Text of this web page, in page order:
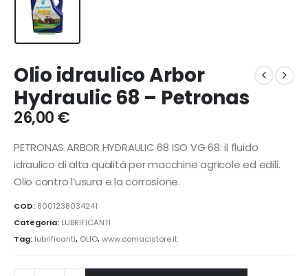
Olio idraulico Arbor
Hydraulic 68 – Petronas
26,00€
PETRONAS ARBOR HYDRAULIC 68 ISO VG 68: il fluido
idraulico di alta qualità per macchine agricole ed edili.
Olio contro l’usura e la corrosione.
COD: 8001238034241
Categoria: LUBRIFICANTI
Tag: lubrificanti, OLIO,www.comacistore.it